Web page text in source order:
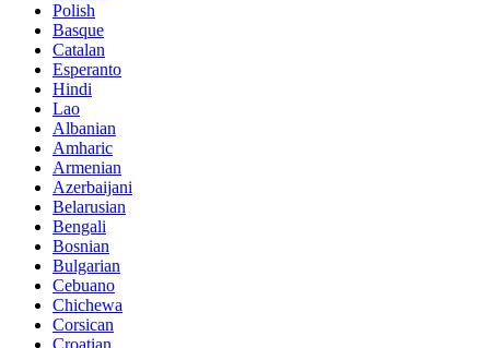
Polish
Basque
Catalan
Esperanto
Hindi
Lao
Albanian
Amharic
Armenian
Azerbaijani
Belarusian
Bengali
Bosnian
Bulgarian
Cebuano
Chichewa
Corsican